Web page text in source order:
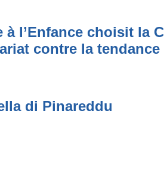
à l’Enfance choisit la
contre la tendance
di Pinareddu